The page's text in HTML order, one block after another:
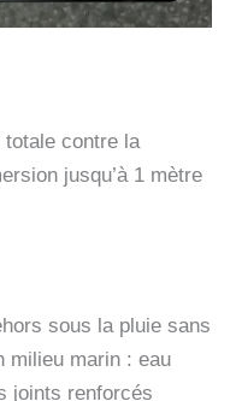
totale contre la
jusqu’à 1 mètre
sous la pluie sans
milieu marin : eau
joints renforcés